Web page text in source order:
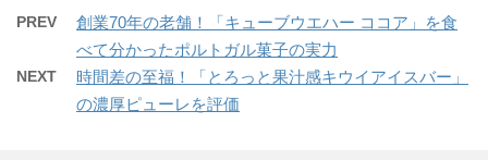
PREV
創業70年の老舗！「キューブウエハー ココア」を食
べて分かったポルトガル菓子の実力
NEXT
時間差の至福！「とろっと果汁感キウイアイスバー」
の濃厚ピューレを評価